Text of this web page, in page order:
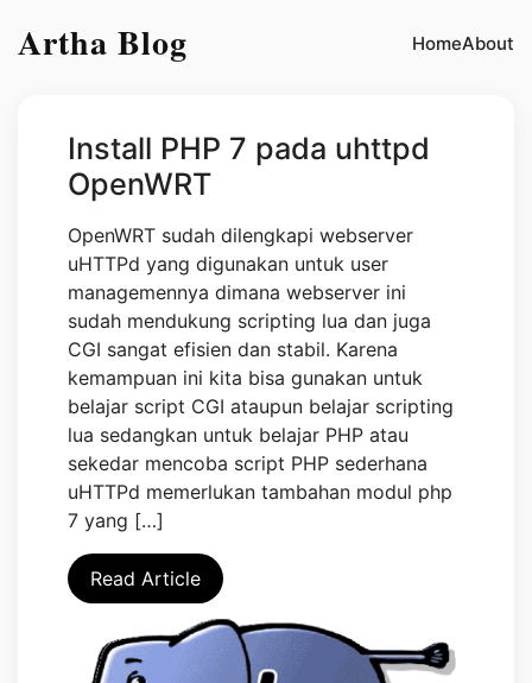
Artha Blog HomeAbout
Install PHP 7 pada uhttpd
OpenWRT
OpenWRT sudah dilengkapi webserver
uHTTPd yang digunakan untuk user
managemennya dimana webserver ini
sudah mendukung scripting lua dan juga
CGI sangat efisien dan stabil. Karena
kemampuan ini kita bisa gunakan untuk
belajar script CGI ataupun belajar scripting
lua sedangkan untuk belajar PHP atau
sekedar mencoba script PHP sederhana
uHTTPd memerlukan tambahan modul php
7 yang […]
Read Article